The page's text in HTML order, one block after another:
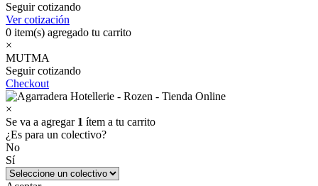
Seguir cotizando
Ver cotización
0 item(s) agregado tu carrito
×
MUTMA
Seguir cotizando
Checkout
×
Se va a agregar 1 ítem a tu carrito
¿Es para un colectivo?
No
Sí